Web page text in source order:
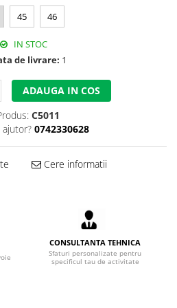
45 46
IN STOC
de livrare: 1
ADAUGA IN COS
C5011
0742330628
Cere informatii
CONSULTANTA TEHNICA
Sfaturi personalizate pentru
specificul tau de activitate